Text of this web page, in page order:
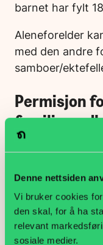
Denne nettsiden
Vi bruker cookies
den skal, for å ha
relevant
sosiale medier.
barnet har fylt
Aleneforelder
med den andre
samboer/
Permisjon
Du har rett til
hjelp. Et nært
foreldre,